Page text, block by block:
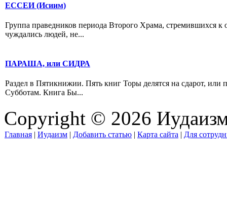
ЕССЕИ (Исиим)
Группа праведников периода Второго Храма, стремившихся к
чуждались людей, не...
ПАРАША, или СИДРА
Раздел в Пятикнижии. Пять книг Торы делятся на сдарот, или
Субботам. Книга Бы...
Copyright © 2026
Главная | Иудаизм | Добавить статью | Карта сайта | Для